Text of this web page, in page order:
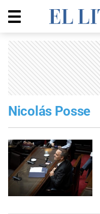
Nicolás Posse